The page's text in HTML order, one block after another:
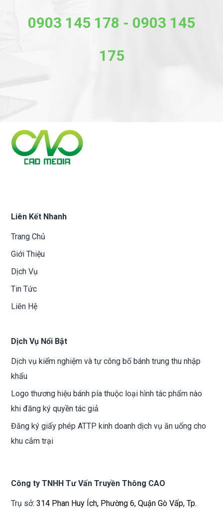
0903 145 178 - 0903 145
175
Liên Kết Nhanh
Trang Chủ
Giới Thiệu
Dịch Vụ
Tin Tức
Liên Hệ
Dịch Vụ Nổi Bật
Dịch vụ kiểm nghiệm và tự công bố bánh trung thu nhập
khẩu
Logo thương hiệu bánh pía thuộc loại hình tác phẩm nào
khi đăng ký quyền tác giả
Đăng ký giấy phép ATTP kinh doanh dịch vụ ăn uống cho
khu cắm trại
Công ty TNHH Tư Vấn Truyền Thông CAO
Trụ sở: 314 Phan Huy Ích, Phường 6, Quận Gò Vấp, Tp.